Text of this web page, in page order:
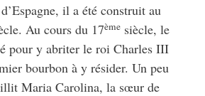
il a été construit au
Au cours du 17ème siècle, le
pour y abriter le roi Charles III
bourbon à y résider. Un peu
Maria Carolina, la sœur de